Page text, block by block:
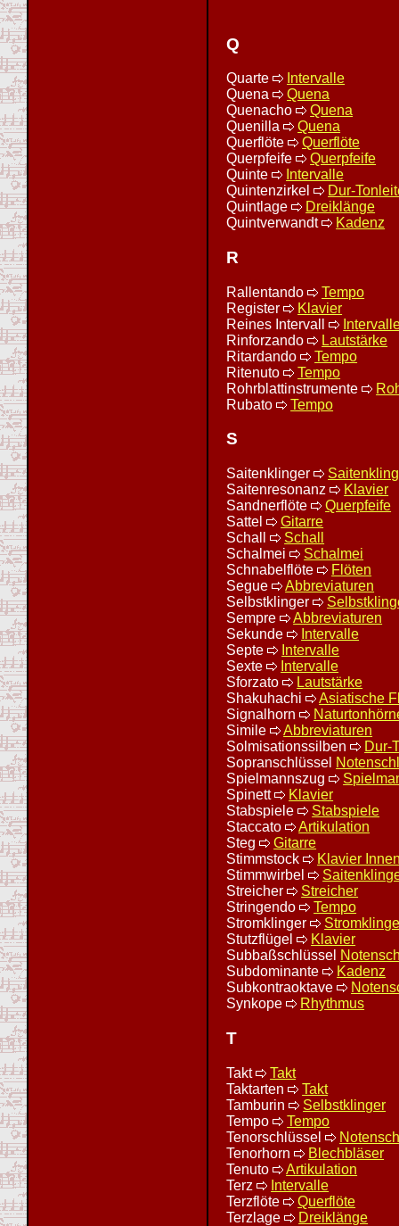
Q
Quarte
Intervalle
Quena
Quena
Quenacho
Quena
Quenilla
Quena
Querflöte
Querflöte
Querpfeife
Querpfeife
Quinte
Intervalle
Quintenzirkel
Dur-
Quintlage
Dreiklänge
Quintverwandt
Kadenz
R
Rallentando
Tempo
Register
Klavier
Reines Intervall
Rinforzando
Lautstärke
Ritardando
Tempo
Ritenuto
Tempo
Rohrblattinstrumente
Rubato
Tempo
S
Saitenklinger
Saitenresonanz
Klavier
Sandnerflöte
Querpfeife
Sattel
Gitarre
Schall
Schall
Schalmei
Schalmei
Schnabelflöte
Flöten
Segue
Abbreviaturen
Selbstklinger
Sempre
Abbreviaturen
Sekunde
Intervalle
Septe
Intervalle
Sexte
Intervalle
Sforzato
Lautstärke
Shakuhachi
Asiatische
Signalhorn
Simile
Abbreviaturen
Solmisationssilben
Dur-
Sopranschlüssel
Spielmannszug
Spinett
Klavier
Stabspiele
Stabspiele
Staccato
Artikulation
Steg
Gitarre
Stimmstock
Klavier
Stimmwirbel
Streicher
Streicher
Stringendo
Tempo
Stromklinger
Stutzflügel
Klavier
Subbaßschlüssel
Subdominante
Kadenz
Subkontraoktave
Synkope
Rhythmus
T
Takt
Takt
Taktarten
Takt
Tamburin
Selbstklinger
Tempo
Tempo
Tenorschlüssel
Tenorhorn
Blechbläser
Tenuto
Artikulation
Terz
Intervalle
Terzflöte
Querflöte
Terzlage
Dreiklänge